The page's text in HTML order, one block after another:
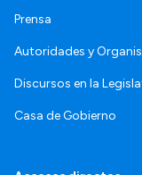
Prensa
Autoridades y
Discursos en la
Casa de Gobierno